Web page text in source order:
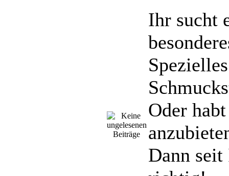
Ihr sucht
Spezielles
Oder
Dann